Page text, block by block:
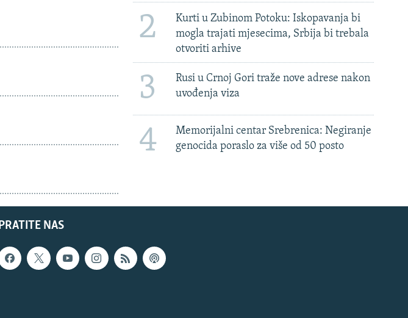
2
Kurti u Zubinom Potoku: Iskopavanja bi
mogla trajati mjesecima, Srbija bi trebala
otvoriti arhive
3
Rusi u Crnoj Gori traže nove adrese nakon
uvođenja viza
4
Memorijalni centar Srebrenica: Negiranje
genocida poraslo za više od 50 posto
PRATITE NAS